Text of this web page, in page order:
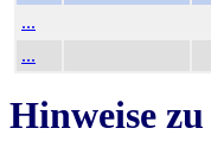
...
...
Hinweise